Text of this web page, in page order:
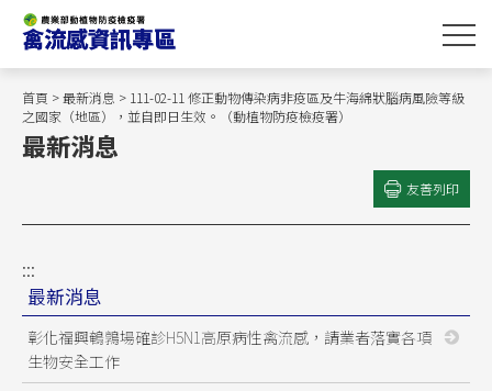
主
首頁 >最新消息 > 111-02-11 修正動物傳染病非疫區及牛海綿狀腦病風險等級
之國家（地區），並自即日生效。（動植物防疫檢疫署）
最新消息
友善列印
:::
最新消息
彰化福興鵪鶉場確診H5N1高原病性禽流感，請業者落實各項
生物安全工作